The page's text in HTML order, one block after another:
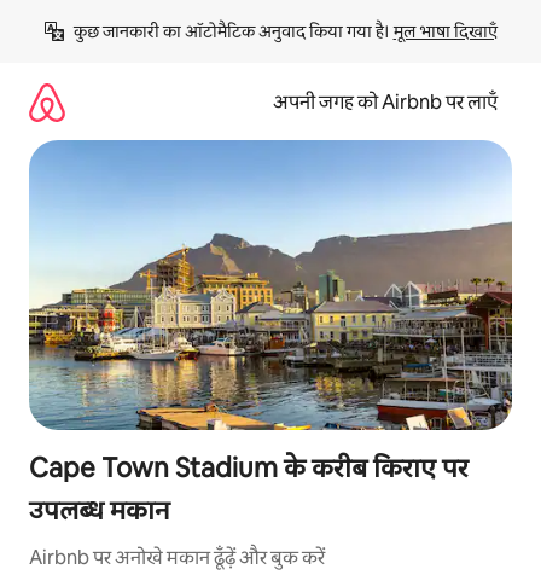
छोड़कर
कॉन्टेंट
कुछ जानकारी का ऑटोमैटिक अनुवाद किया गया है। मूल भाषा दिखाएँ
अपनी जगह को Airbnb पर लाएँ
Cape Town Stadium के करीब किराए पर
उपलब्ध मकान
Airbnb पर अनोखे मकान ढूँढ़ें और बुक करें